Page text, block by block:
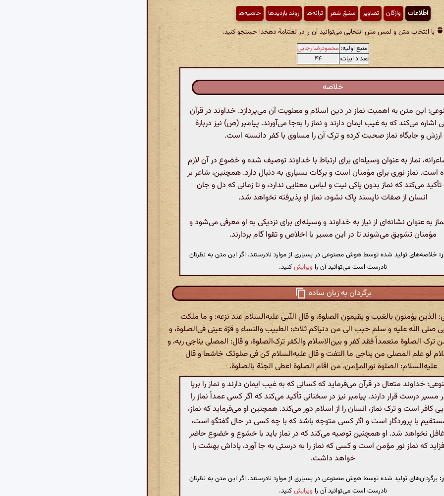
اطّلاعات واژگان تصاویر مشق شعر ترانه‌ها روند بازدیدها حاشیه‌ها
با انتخاب متن و لمس متن انتخابی می‌توانید آن را در لغتنامهٔ دهخدا جستجو کنید.
منبع اولیه: محمودرضا رجایی
تعداد ابیات:
۴۴
خلاصه
این متن به اهمیت نماز در دین اسلام و معنویت آن می‌پردازد. خداوند در قرآن
اشاره می‌کند که به غیب ایمان دارند و نماز را به‌جا می‌آورند. پیامبر (ص) نیز دربارهٔ
ارزش و جایگاه نماز صحبت کرده و ترک آن را مساوی با کفر دانسته است.
نماز به عنوان وسیله‌ای برای ارتباط با خداوند توصیف شده و خضوع در آن لازم
نماز نوری برای مؤمنان است و برکات بسیاری به دنبال دارد. همچنین، شاعر بر
تأکید می‌کند که نماز بدون پاکی نیت و لباس معنایی ندارد، و تا زمانی که دل و جان
انسان از صفات ناپسند پاک نشود، نماز او پذیرفته نخواهد شد.
به عنوان نشانه‌ای از نیاز به خداوند و وسیله‌ای برای نزدیکی به او معرفی می‌شود و
مؤمنان تشویق می‌شوند تا در این مسیر با اخلاص و تقوا گام بردارند.
خلاصه‌های تولید شده توسط هوش مصنوعی در بسیاری از موارد نادرستند. اگر این متن به نظرتان
نادرست است می‌توانید آن را ویرایشکنید.
برگردان به زبان ساده
الذین یؤمنون بالغیب و یقیمون الصلوة، و قال النّبی علیه‌السلام عند نزعه: و ما ملکت
صلی اللّه علیه و سلم حبب الی من دنیاکم ثلاث: الطبیب والنساء و قرّة عینی فی‌الصلوة، و
ترک الصلوة متعمداً فقد کفر و بین‌الاسلام والکفر ترک‌الصلوة، و قال: المصلی یناجی ربه، و
لو علم المصلی من یناجی ما التفت و قال علیه‌السلام کن فی صلوتک خاشعا و قال
علیه‌السلام: الصلوة نورالمؤمن، من اقام الصلوة اعطی الجنّة بالصلوة.
خداوند متعال در قرآن می‌فرماید که کسانی که به غیب ایمان دارند و نماز را برپا
مسیر درست قرار دارند. پیامبر نیز در سخنانی تأکید می‌کند که اگر کسی عمداً نماز را
کافر است و ترک نماز، انسان را از اسلام دور می‌کند. همچنین او می‌فرماید که نماز،
با پروردگار است و اگر کسی متوجه باشد که با چه کسی در حال گفتگو است،
غافل نخواهد شد. او همچنین توصیه می‌کند که در نماز باید با خشوع و خضوع حاضر
که نماز نور مؤمن است و کسی که نماز را به درستی به جا آورد، پاداش بهشت را
خواهد داشت.
برگردان‌های تولید شده توسط هوش مصنوعی در بسیاری از موارد نادرستند. اگر این متن به نظرتان
نادرست است می‌توانید آن را ویرایشکنید.